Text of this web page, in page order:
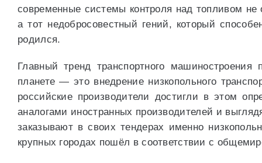
современные системы контроля над топливом
а тот недобросовестный гений, который
родился.
Главный тренд транспортного
планете — это внедрение низкопольного
российские производители достигли в этом
аналогами иностранных производителей и
заказывают в своих тендерах именно
крупных городах пошёл в соответствии с